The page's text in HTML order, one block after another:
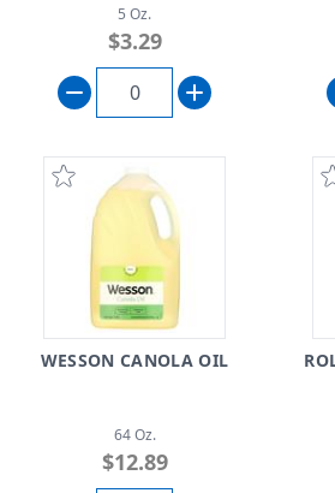
5 Oz.
$3.29
WESSON CANOLA OIL
64 Oz.
$12.89